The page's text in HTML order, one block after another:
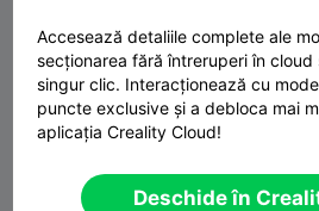

Raport 2
Accesează detaliile complete ale
secționarea fără întreruperi în
singur clic. Interacționează cu
puncte exclusive și a debloca mai
aplicația Creality Cloud!
Deschide în